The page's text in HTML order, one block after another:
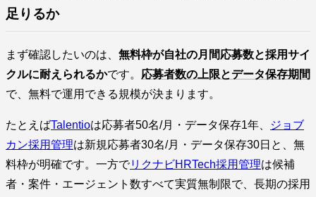
足りるか
まず確認したいのは、 無料枠が自社の月間応募数と採用サイ
クルに耐えられるかです。 応募者数の上限とデータ保存期間
で、無料で運用できる規模が決まります。
たとえばTalentioは応募者50名/月・データ保存1年、
ジョブ
カン採用管理は新規応募者30名/月・データ保存30日と、無
料枠が明確です。一方でリクナビHRTech採用管理は候補
者・案件・エージェント数すべて実質無制限で、長期の採用